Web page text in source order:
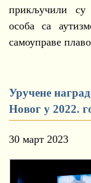
прикључили су
особа са
самоуправе
Уручене
Новог у 2022.
30 март 2023